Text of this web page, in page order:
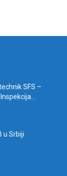
SFS –
u Srbiji